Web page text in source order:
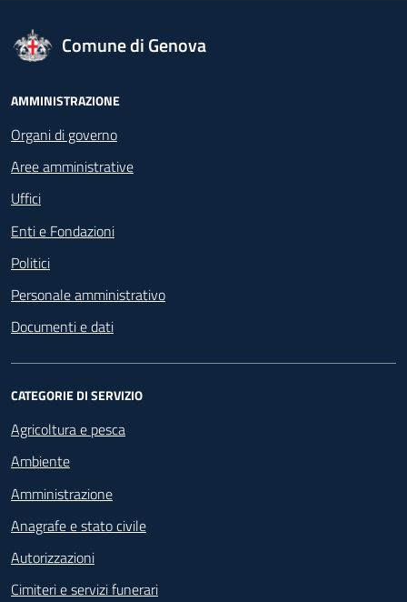
logo Unione Europea
Comune di Genova
Footer - Navigazione
AMMINISTRAZIONE
Organi di governo
Aree amministrative
Uffici
Enti e Fondazioni
Politici
Personale amministrativo
Documenti e dati
CATEGORIE DI SERVIZIO
Agricoltura e pesca
Ambiente
Amministrazione
Anagrafe e stato civile
Autorizzazioni
Cimiteri e servizi funerari